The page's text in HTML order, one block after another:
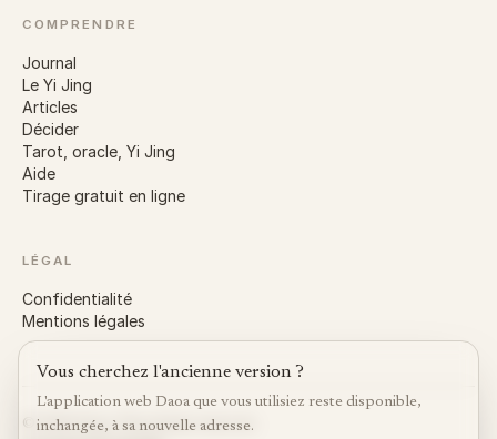
COMPRENDRE
Journal
Le Yi Jing
Articles
Décider
Tarot, oracle, Yi Jing
Aide
Tirage gratuit en ligne
LÉGAL
Confidentialité
Mentions légales
©2026Daoa. Tous droits réservés.
Vous cherchez l'ancienne version ?
L'application web Daoa que vous utilisiez reste disponible,
inchangée, à sa nouvelle adresse.